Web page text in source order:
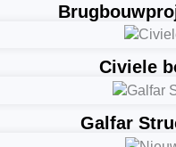
Civiele
Galfar